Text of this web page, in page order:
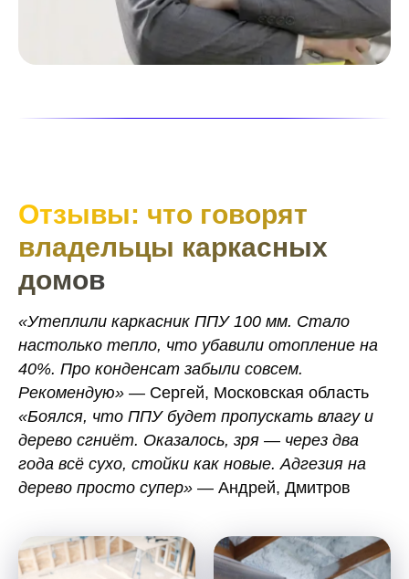
Отзывы: что говорят
владельцы каркасных
домов
«Утеплили каркасник ППУ 100 мм. Стало
настолько тепло, что убавили отопление на
40%. Про конденсат забыли совсем.
Рекомендую» — Сергей, Московская область
«Боялся, что ППУ будет пропускать влагу и
дерево сгниёт. Оказалось, зря — через два
года всё сухо, стойки как новые. Адгезия на
дерево просто супер» — Андрей, Дмитров